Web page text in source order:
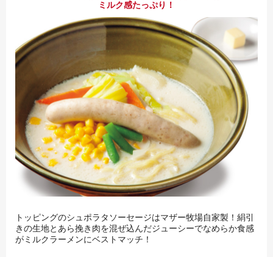
ミルク感たっぷり！
トッピングのシュポラタソーセージはマザー牧場自家製！絹引
きの生地とあら挽き肉を混ぜ込んだジューシーでなめらか食感
がミルクラーメンにベストマッチ！